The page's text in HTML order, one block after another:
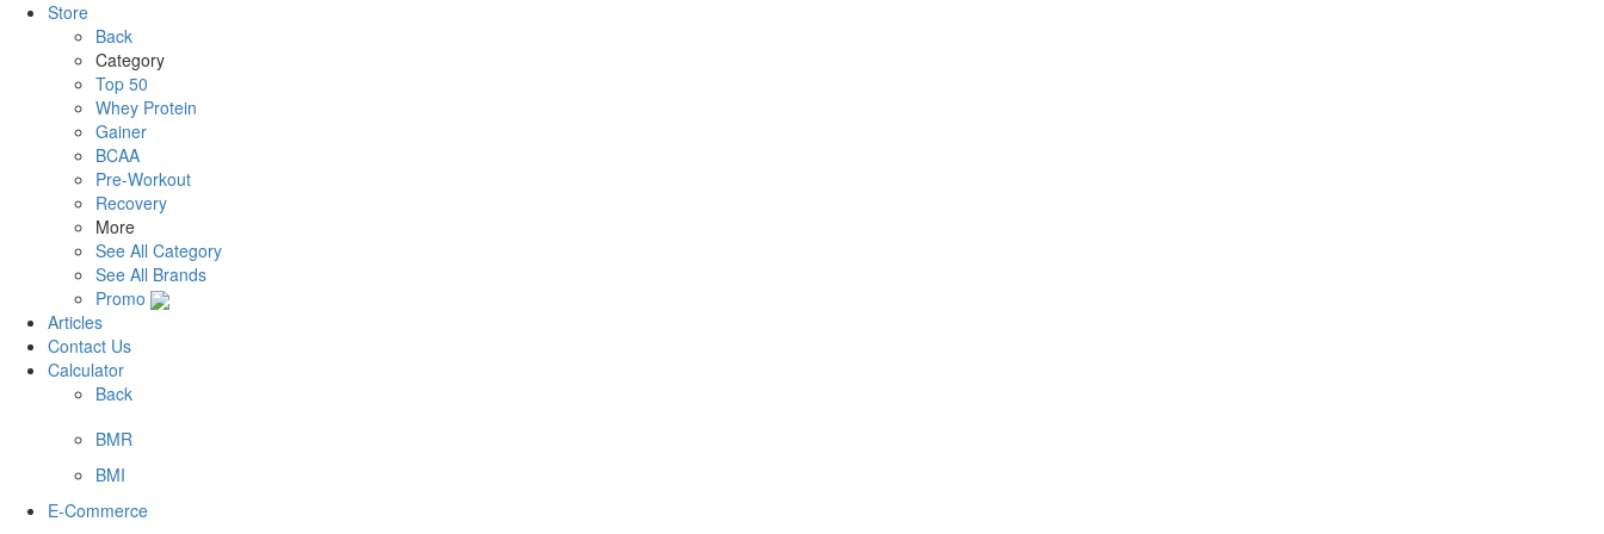
Store
Back
Category
Top 50
Whey Protein
Gainer
BCAA
Pre-Workout
Recovery
More
See All Category
See All Brands
Promo
Articles
Contact Us
Calculator
Back
BMR
BMI
E-Commerce